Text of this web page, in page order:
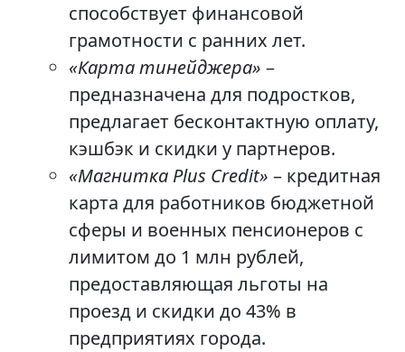
способствует финансовой
грамотности с ранних лет.
«Карта тинейджера» –
предназначена для подростков,
предлагает бесконтактную оплату,
кэшбэк и скидки у партнеров.
«Магнитка Plus Credit» – кредитная
карта для работников бюджетной
сферы и военных пенсионеров с
лимитом до 1 млн рублей,
предоставляющая льготы на
проезд и скидки до 43% в
предприятиях города.